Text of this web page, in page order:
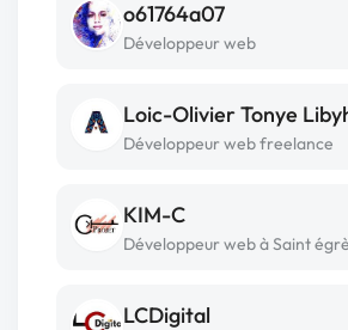
o61764a07
Développeur web
Loic-Olivier Tonye
Développeur web freelance
KIM-C
Développeur web à Saint
LCDigital